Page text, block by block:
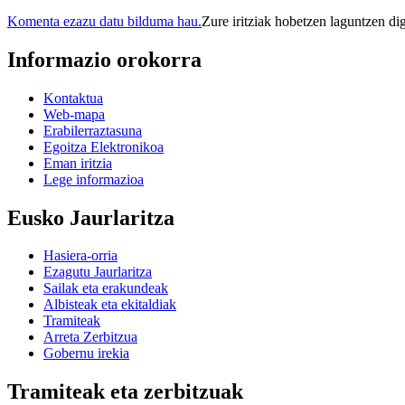
Komenta ezazu datu bilduma hau.Zure iritziak hobetzen laguntzen
Informazio orokorra
Kontaktua
Web-mapa
Erabilerraztasuna
Egoitza Elektronikoa
Eman iritzia
Lege informazioa
Eusko Jaurlaritza
Hasiera-orria
Ezagutu Jaurlaritza
Sailak eta erakundeak
Albisteak eta ekitaldiak
Tramiteak
Arreta Zerbitzua
Gobernu irekia
Tramiteak eta zerbitzuak